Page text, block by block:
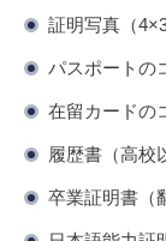
証明写真（
パスポートの
在留カードの
履歴書（高校
卒業証明書（